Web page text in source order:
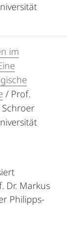
im
/ Prof.
Schroer
Dr. Markus
Philipps-